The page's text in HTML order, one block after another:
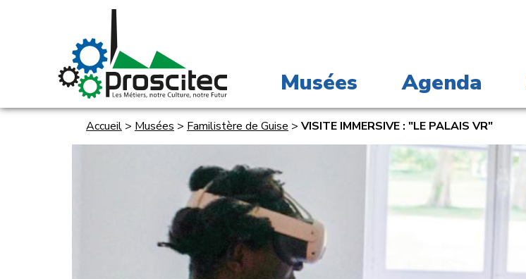
Musées Agenda
Accueil > Musées > Familistère de Guise > VISITE IMMERSIVE : "LE PALAIS VR"